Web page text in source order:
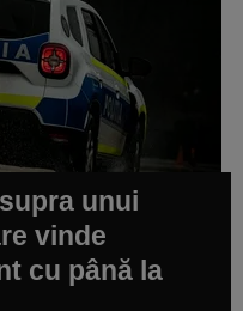
unui
vinde
cu până la